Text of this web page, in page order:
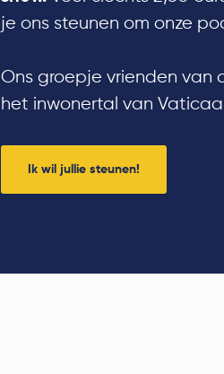
je ons steunen om onze
Ons groepje vrienden van
het inwonertal van
Ik wil jullie steunen!